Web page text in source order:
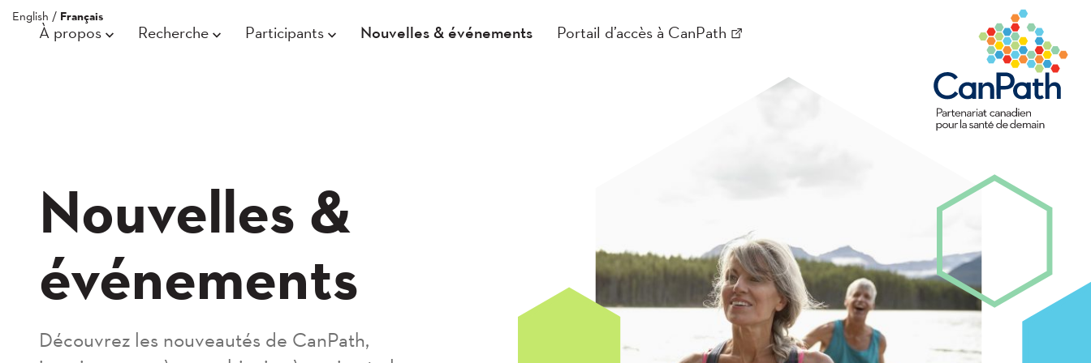
English / Français
À propos Recherche Participants Nouvelles & événements Portail d’accès à CanPath
Nouvelles &
événements
Découvrez les nouveautés de CanPath,